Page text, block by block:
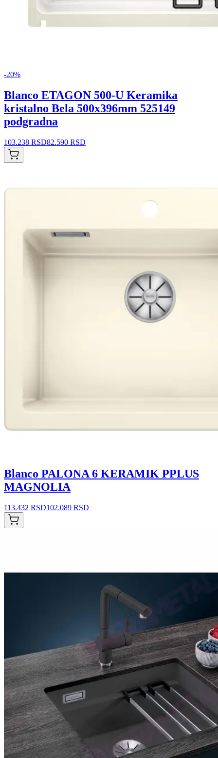
-20%
Blanco ETAGON 500-U Keramika
kristalno Bela 500x396mm 525149
podgradna
103.238 RSD82.590 RSD
Blanco PALONA 6 KERAMIK PPLUS
MAGNOLIA
113.432 RSD102.089 RSD